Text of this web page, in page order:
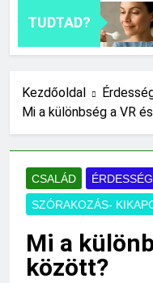
TUDTAD?
Kezdőoldal
Mi a különbség a VR
CSALÁD
SZÓRAKOZÁS-
Mi a
között?